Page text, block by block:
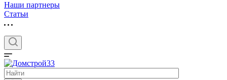
Наши партнеры
Статьи